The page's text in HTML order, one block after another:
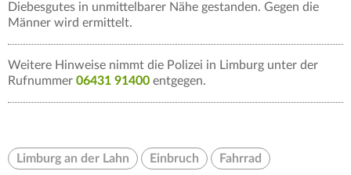
Diebesgutes in unmittelbarer Nähe gestanden. Gegen die
Männer wird ermittelt.
Weitere Hinweise nimmt die Polizei in Limburg unter der
Rufnummer 06431 91400 entgegen.
Limburg an der Lahn Einbruch Fahrrad